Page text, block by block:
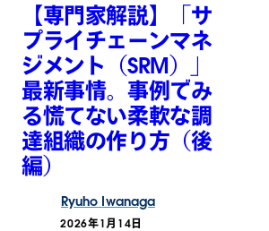
【専門家解説】「サ
プライチェーンマネ
ジメント（SRM）」
最新事情。事例でみ
る慌てない柔軟な調
達組織の作り方（後
編）
Ryuho Iwanaga
2026年1月14日